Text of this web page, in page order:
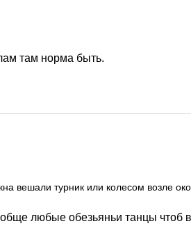
там норма быть.
вешали турник или колесом возле
любые обезьяньи танцы чтоб